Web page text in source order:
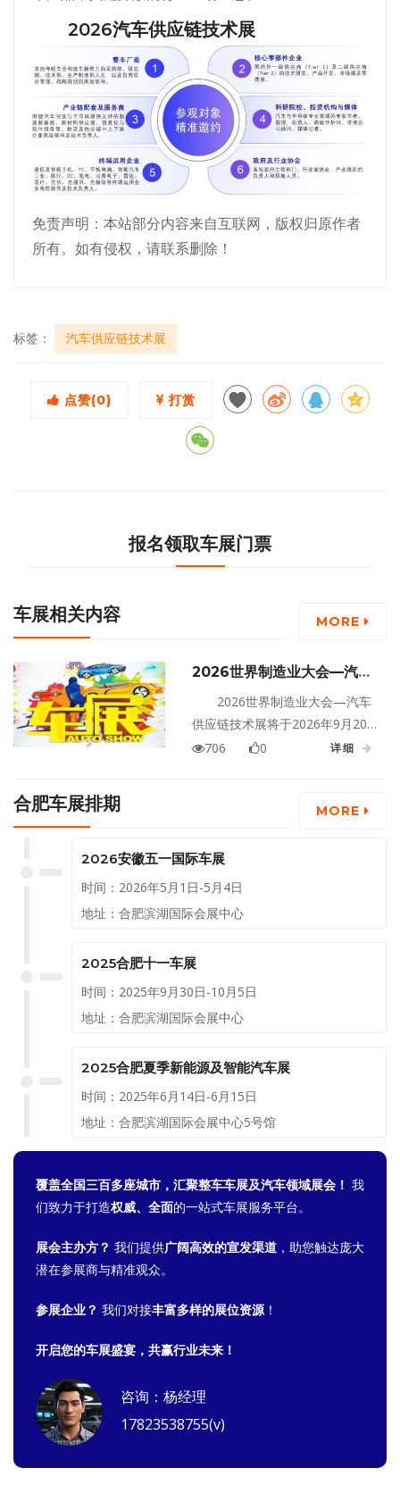
2026汽车供应链技术展
免责声明：本站部分内容来自互联网，版权归原作者
所有。如有侵权，请联系删除！
标签： 汽车供应链技术展
点赞(0) 打赏
报名领取车展门票
车展相关内容 MORE
2026世界制造业大会—汽车
供应链技术展
2026世界制造业大会—汽车
供应链技术展将于2026年9月20
日至23日在安徽合肥滨湖国际会
706 0 详细
合肥车展排期 MORE
2026安徽五一国际车展
时间：2026年5月1日-5月4日
地址：合肥滨湖国际会展中心
2025合肥十一车展
时间：2025年9月30日-10月5日
地址：合肥滨湖国际会展中心
2025合肥夏季新能源及智能汽车展
时间：2025年6月14日-6月15日
地址：合肥滨湖国际会展中心5号馆
覆盖全国三百多座城市，汇聚整车车展及汽车领域展会！ 我
们致力于打造权威、全面的一站式车展服务平台。
展会主办方？ 我们提供广阔高效的宣发渠道 ，助您触达庞大
潜在参展商与精准观众。
参展企业？ 我们对接丰富多样的展位资源！
开启您的车展盛宴，共赢行业未来！
咨询：杨经理
17823538755(v)